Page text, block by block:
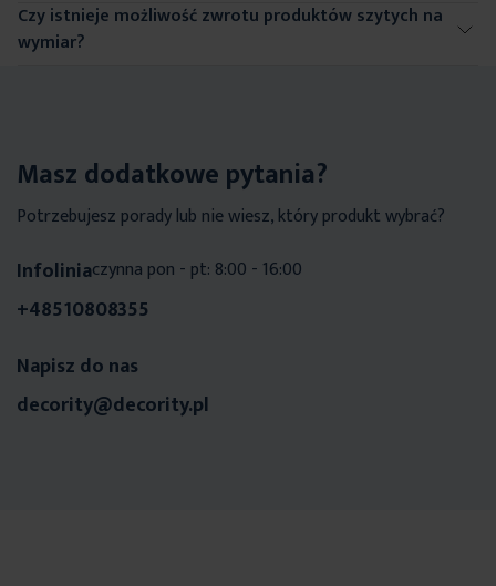
Czy istnieje możliwość zwrotu produktów szytych na
wymiar?
Masz dodatkowe pytania?
Potrzebujesz porady lub nie wiesz, który produkt wybrać?
Infoliniaczynna pon - pt: 8:00 - 16:00
+48510808355
Napisz do nas
decority@decority.pl